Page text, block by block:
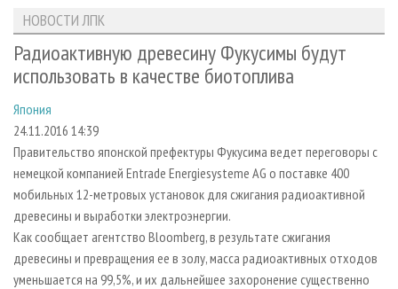
ЛЕСОЗАГОТОВКА
ЛЕСОПИЛЕНИЕ
СУШКА ДРЕВЕСИНЫ
ПРОИЗВОДСТВО ДРЕВЕСНЫХ ПЛИТ
ДЕРЕВЯННОЕ ДОМОСТРОЕНИЕ
ПРОИЗВОДСТВО МЕБЕЛИ
БИОЭНЕРГЕТИКА
ЦБП
НОВОСТИ ЛПК
НОВОСТИ ЖУРНАЛА
ПРОЕКТЫ ЛПИ
АНАЛИТИКА
ПРЕДПРИЯТИЯ ЛПК
ПЕРСОНЫ
МОБИЛЬНЫЕ ВЫСТАВКИ
ОФИЦИАЛЬНЫЕ ДЕЛЕГАЦИИ
ПРИОРИТЕТНЫЕ ИНВЕСТПРОЕКТЫ
RUSSIAN FORESTRY REVIEW
ГАЗЕТА ЛЕСПРОМФОРУМ
АРХИВ ЖУРНАЛОВ
О ЖУРНАЛЕ
КОНТАКТЫ
РЕКЛАМОДАТЕЛЯМ
РЕКЛАМА
РЕКЛАМА НА САЙТЕ
НОВОСТИ ЛПК
Радиоактивную древесину Фукусимы будут
использовать в качестве биотоплива
Япония
24.11.2016 14:39
Правительство японской префектуры Фукусима ведет переговоры с
немецкой компанией Entrade Energiesysteme AG о поставке 400
мобильных 12-метровых установок для сжигания радиоактивной
древесины и выработки электроэнергии.
Как сообщает агентство Вloomberg, в результате сжигания
древесины и превращения ее в золу, масса радиоактивных отходов
уменьшается на 99,5%, и их дальнейшее захоронение существенно